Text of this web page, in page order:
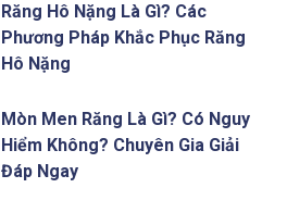
Răng Hô Nặng Là Gì? Các
Phương Pháp Khắc Phục Răng
Hô Nặng
Mòn Men Răng Là Gì? Có Nguy
Hiểm Không? Chuyên Gia Giải
Đáp Ngay